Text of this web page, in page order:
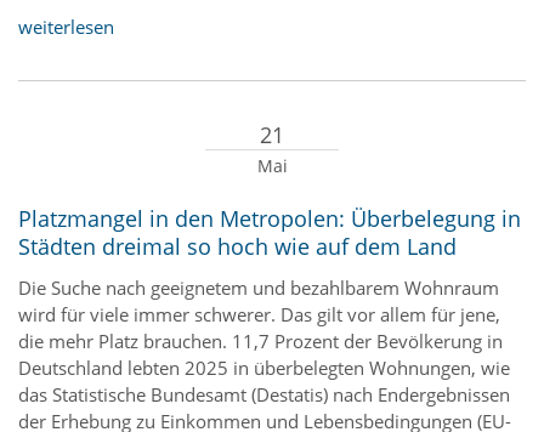
weiterlesen
21
Mai
Platzmangel in den Metropolen: Überbelegung in
Städten dreimal so hoch wie auf dem Land
Die Suche nach geeignetem und bezahlbarem Wohnraum
wird für viele immer schwerer. Das gilt vor allem für jene,
die mehr Platz brauchen. 11,7 Prozent der Bevölkerung in
Deutschland lebten 2025 in überbelegten Wohnungen, wie
das Statistische Bundesamt (Destatis) nach Endergebnissen
der Erhebung zu Einkommen und Lebensbedingungen (EU-